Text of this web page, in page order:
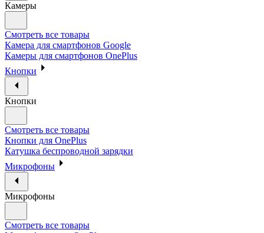
Камеры
Смотреть все товары
Камера для смартфонов Google
Камеры для смартфонов OnePlus
Кнопки
Кнопки
Смотреть все товары
Кнопки для OnePlus
Катушка беспроводной зарядки
Микрофоны
Микрофоны
Смотреть все товары